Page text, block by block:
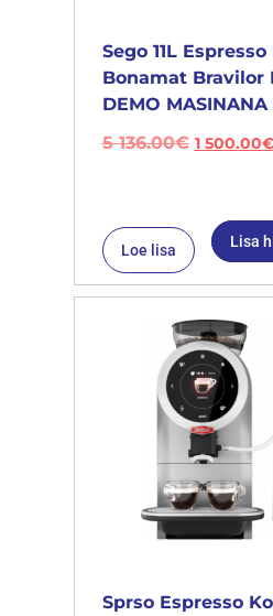
Sego 11L
Bonamat Bravilor
DEMO MASINANA
5 136.00€ 1 500.00€
Loe lisa Lisa
Sprso Espresso